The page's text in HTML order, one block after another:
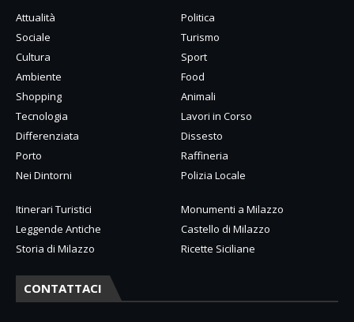
Attualità
Politica
Sociale
Turismo
Cultura
Sport
Ambiente
Food
Shopping
Animali
Tecnologia
Lavori in Corso
Differenziata
Dissesto
Porto
Raffineria
Nei Dintorni
Polizia Locale
Itinerari Turistici
Monumenti a Milazzo
Leggende Antiche
Castello di Milazzo
Storia di Milazzo
Ricette Siciliane
CONTATTACI